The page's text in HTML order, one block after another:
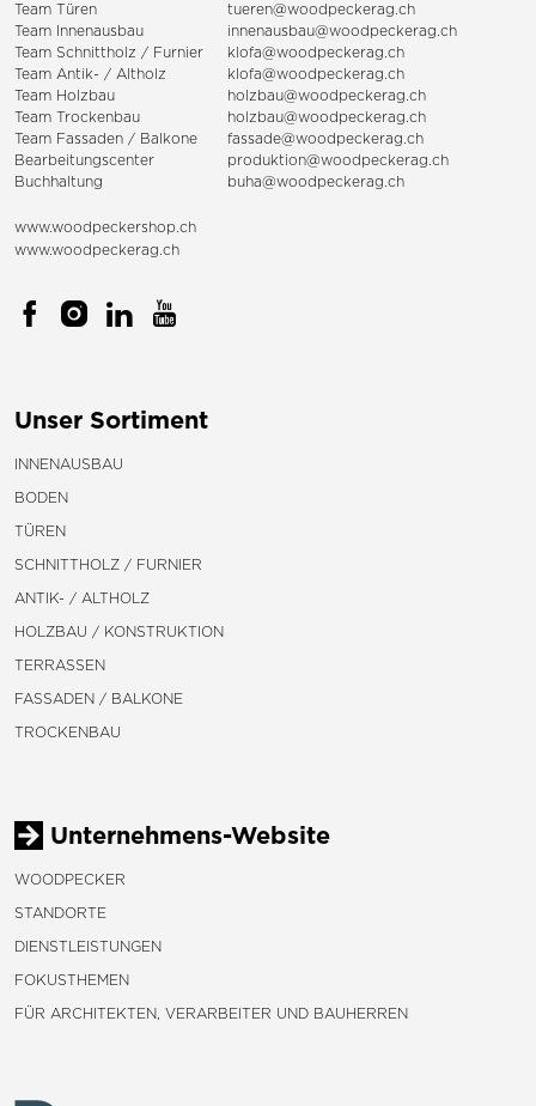
Team Türen
tueren@woodpeckerag.ch
Team Innenausbau
innenausbau@woodpeckerag.ch
Team Schnittholz / Furnier
klofa@woodpeckerag.ch
Team Antik- / Altholz
klofa@woodpeckerag.ch
Team Holzbau
holzbau@woodpeckerag.ch
Team Trockenbau
holzbau@woodpeckerag.ch
Team Fassaden / Balkone
fassade@woodpeckerag.ch
Bearbeitungscenter
produktion@woodpeckerag.ch
Buchhaltung
buha@woodpeckerag.ch
www.woodpeckershop.ch
www.woodpeckerag.ch
Unser Sortiment
INNENAUSBAU
BODEN
TÜREN
SCHNITTHOLZ / FURNIER
ANTIK- / ALTHOLZ
HOLZBAU / KONSTRUKTION
TERRASSEN
FASSADEN / BALKONE
TROCKENBAU
Unternehmens-Website
WOODPECKER
STANDORTE
DIENSTLEISTUNGEN
FOKUSTHEMEN
FÜR ARCHITEKTEN, VERARBEITER UND BAUHERREN